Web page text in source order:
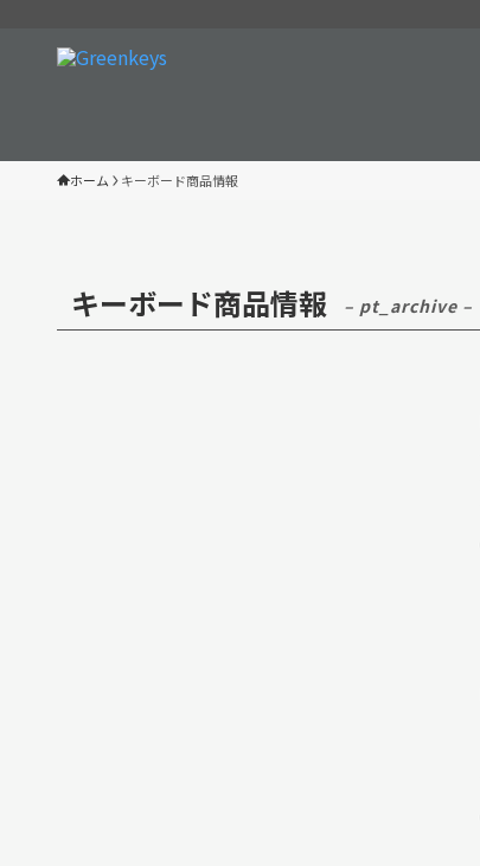
ホーム キーボード商品情報
キーボード商品情報 – pt_archive –